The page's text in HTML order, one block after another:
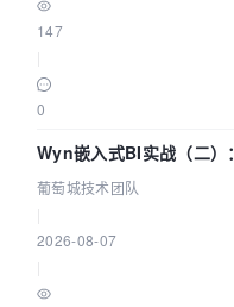
147
0
Wyn嵌入式BI实战（二）
参数为什么不生效？| 葡萄
葡萄城技术团队
2026-08-07